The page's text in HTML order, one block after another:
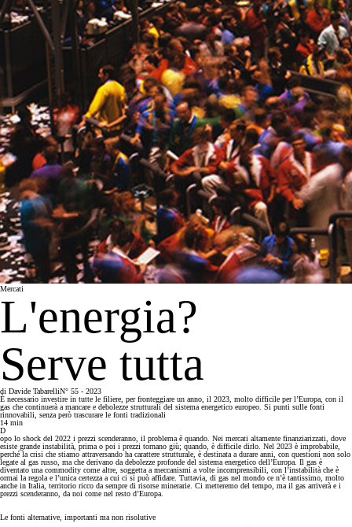
Mercati
L'energia?
Serve tutta
di Davide TabarelliN° 55 - 2023
È necessario investire in tutte le filiere, per fronteggiare un anno, il 2023, molto difficile per l’Europa, con il
gas che continuerà a mancare e debolezze strutturali del sistema energetico europeo. Si punti sulle fonti
rinnovabili, senza però trascurare le fonti tradizionali
14 min
D
opo lo shock del 2022 i prezzi scenderanno, il problema è quando. Nei mercati altamente finanziarizzati, dove
esiste grande instabilità, prima o poi i prezzi tornano giù; quando, è difficile dirlo. Nel 2023 è improbabile,
perché la crisi che stiamo attraversando ha carattere strutturale, è destinata a durare anni, con questioni non solo
legate al gas russo, ma che derivano da debolezze profonde del sistema energetico dell’Europa. Il gas è
diventato una commodity come altre, soggetta a meccanismi a volte incomprensibili, con l’instabilità che è
ormai la regola e l’unica certezza a cui ci si può affidare. Tuttavia, di gas nel mondo ce n’è tantissimo, molto
anche in Italia, territorio ricco da sempre di risorse minerarie. Ci metteremo del tempo, ma il gas arriverà e i
prezzi scenderanno, da noi come nel resto d’Europa.
Le fonti alternative, importanti ma non risolutive